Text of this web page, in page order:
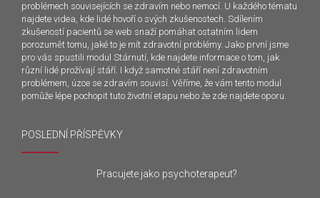
problémech souvisejících se zdravím nebo nemocí. U každého tématu
najdete videa, kde lidé hovoří o svých zkušenostech. Sdílením
zkušeností pacientů se web snaží pomáhat ostatním lidem
porozumět tomu, jaké to je mít zdravotní problémy. Jako první jsme
pro vás spustili modul Stárnutí, kde najdete informace o tom, jak
různí lidé prožívají stáří. I když samotné stáří není zdravotním
problémem, úzce se zdravím souvisí. Věříme, že vám tento modul
pomůže lépe pochopit tuto životní etapu nebo že zde najdete oporu.
POSLEDNÍ PŘÍSPĚVKY
Pracujete jako psychoterapeut?